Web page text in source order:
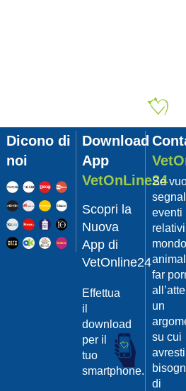
Dicono di
noi
Download
App
VetOnLine24
Scopri la
Nuova
App di
VetOnline24
Effettua
il
download
per il
tuo
smartphone.
Se
eventi
relativi
mondo
far
un
su cui
avresti
di